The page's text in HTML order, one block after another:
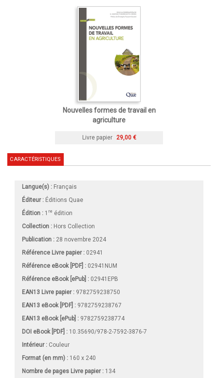
Nouvelles formes de travail en
agriculture
Livre papier 29,00 €
CARACTÉRISTIQUES
Langue(s) : Français
Éditeur : Éditions Quae
Édition : 1 re édition
Collection : Hors Collection
Publication : 28 novembre 2024
Référence Livre papier : 02941
Référence eBook [PDF] : 02941NUM
Référence eBook [ePub] : 02941EPB
EAN13 Livre papier : 9782759238750
EAN13 eBook [PDF] : 9782759238767
EAN13 eBook [ePub] : 9782759238774
DOI eBook [PDF] : 10.35690/978-2-7592-3876-7
Intérieur : Couleur
Format (en mm) : 160 x 240
Nombre de pages Livre papier: 134